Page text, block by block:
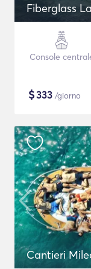
Fiberglass
Console
$333 /giorno
Cantieri